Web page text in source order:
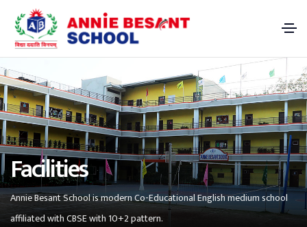
Facilities
Annie Besant School is modern Co-Educational English medium school
affiliated with CBSE with 10+2 pattern.